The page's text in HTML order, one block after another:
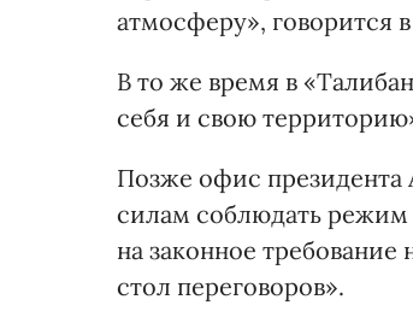
атмосферу», говорится
В то же время в
себя и свою
Позже офис президента
силам соблюдать режим
на законное
стол переговоров».